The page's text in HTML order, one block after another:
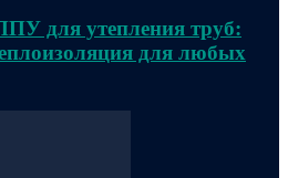
для утепления труб:
для любых